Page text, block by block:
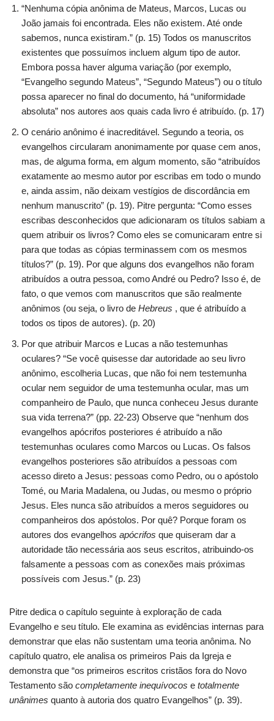
“Nenhuma cópia anônima de Mateus, Marcos, Lucas ou
João jamais foi encontrada. Eles não existem. Até onde
sabemos, nunca existiram.” (p. 15) Todos os manuscritos
existentes que possuímos incluem algum tipo de autor.
Embora possa haver alguma variação (por exemplo,
“Evangelho segundo Mateus”, “Segundo Mateus”) ou o título
possa aparecer no final do documento, há “uniformidade
absoluta” nos autores aos quais cada livro é atribuído. (p. 17)
O cenário anônimo é inacreditável. Segundo a teoria, os
evangelhos circularam anonimamente por quase cem anos,
mas, de alguma forma, em algum momento, são “atribuídos
exatamente ao mesmo autor por escribas em todo o mundo
e, ainda assim, não deixam vestígios de discordância em
nenhum manuscrito” (p. 19). Pitre pergunta: “Como esses
escribas desconhecidos que adicionaram os títulos sabiam a
quem atribuir os livros? Como eles se comunicaram entre si
para que todas as cópias terminassem com os mesmos
títulos?” (p. 19). Por que alguns dos evangelhos não foram
atribuídos a outra pessoa, como André ou Pedro? Isso é, de
fato, o que vemos com manuscritos que são realmente
anônimos (ou seja, o livro de Hebreus , que é atribuído a
todos os tipos de autores). (p. 20)
Por que atribuir Marcos e Lucas a não testemunhas
oculares? “Se você quisesse dar autoridade ao seu livro
anônimo, escolheria Lucas, que não foi nem testemunha
ocular nem seguidor de uma testemunha ocular, mas um
companheiro de Paulo, que nunca conheceu Jesus durante
sua vida terrena?” (pp. 22-23) Observe que “nenhum dos
evangelhos apócrifos posteriores é atribuído a não
testemunhas oculares como Marcos ou Lucas. Os falsos
evangelhos posteriores são atribuídos a pessoas com
acesso direto a Jesus: pessoas como Pedro, ou o apóstolo
Tomé, ou Maria Madalena, ou Judas, ou mesmo o próprio
Jesus. Eles nunca são atribuídos a meros seguidores ou
companheiros dos apóstolos. Por quê? Porque foram os
autores dos evangelhos apócrifos que quiseram dar a
autoridade tão necessária aos seus escritos, atribuindo-os
falsamente a pessoas com as conexões mais próximas
possíveis com Jesus.” (p. 23)
Pitre dedica o capítulo seguinte à exploração de cada
Evangelho e seu título. Ele examina as evidências internas para
demonstrar que elas não sustentam uma teoria anônima. No
capítulo quatro, ele analisa os primeiros Pais da Igreja e
demonstra que “os primeiros escritos cristãos fora do Novo
Testamento são completamente inequívocos e totalmente
unânimes quanto à autoria dos quatro Evangelhos” (p. 39).